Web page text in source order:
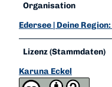
Organisation
Edersee | Deine
Lizenz (Stammdaten)
Karuna Eckel